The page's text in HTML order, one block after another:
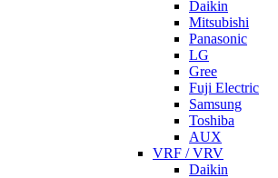
Daikin
Mitsubishi
Panasonic
LG
Gree
Fuji Electric
Samsung
Toshiba
AUX
VRF / VRV
Daikin